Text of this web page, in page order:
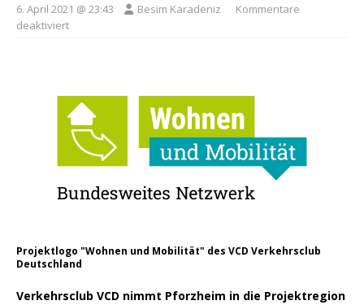
6. April 2021 @ 23:43 Besim Karadeniz
Kommentare
deaktiviert
Projektlogo "Wohnen und Mobilität" des VCD Verkehrsclub
Deutschland
Verkehrsclub VCD nimmt Pforzheim in die Projektregion